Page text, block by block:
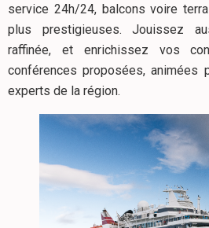
service 24h/24, balcons voire
plus prestigieuses. Jouissez
raffinée, et enrichissez vos
conférences proposées, animées
experts de la région.